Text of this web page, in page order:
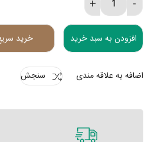
کرم مرطوب کننده سبولیا هیدرا درمال فوکوس quantity
افزودن به سبد خرید خرید
اضافه به علاقه مندی سنجش